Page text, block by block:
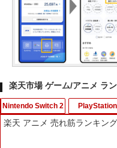
楽天市場 ゲーム/アニメ ラ
Nintendo Switch 2
楽天 アニメ 売れ筋ランキング